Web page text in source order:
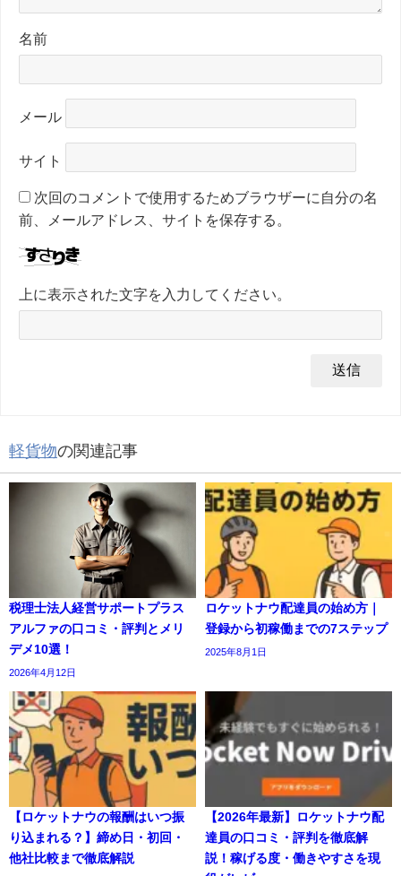
名前
メール
サイト
次回のコメントで使用するためブラウザーに自分の名
前、メールアドレス、サイトを保存する。
上に表示された文字を入力してください。
軽貨物の関連記事
税理士法人経営サポートプラス
アルファの口コミ・評判とメリ
デメ10選！
2026年4月12日
ロケットナウ配達員の始め方｜
登録から初稼働までの7ステップ
2025年8月1日
【ロケットナウの報酬はいつ振
り込まれる？】締め日・初回・
他社比較まで徹底解説
【2026年最新】ロケットナウ配
達員の口コミ・評判を徹底解
説！稼げる度・働きやすさを現